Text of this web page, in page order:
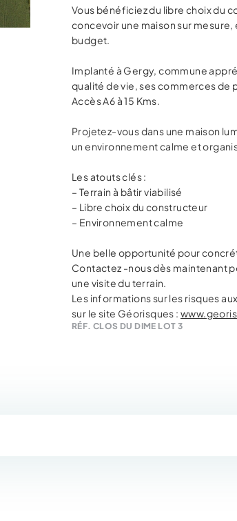
Vous bénéficiez du libre choix du
concevoir une maison sur
budget.
Implanté à Gergy, commune
qualité de vie, ses commerces de
Accès A6 à 15 Kms.
Projetez-vous dans une maison
un environnement calme et
Les atouts clés :
– Terrain à bâtir viabilisé
– Libre choix du constructeur
– Environnement calme
Une belle opportunité pour
Contactez -nous dès maintenant
une visite du terrain.
Les informations sur les risques
sur le site Géorisques :
RÉF. CLOS DU DIME LOT 3